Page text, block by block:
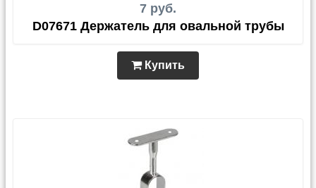
7 руб.
D07671 Держатель для овальной трубы
Купить